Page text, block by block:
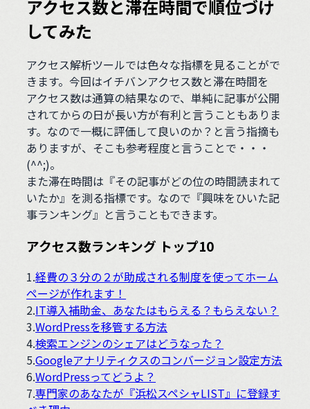
アクセス数と滞在時間で順位づけ
してみた
アクセス解析ツールでは色々な指標を見ることがで
きます。今回はイチバンアクセス数と滞在時間を
アクセス数は通算の結果なので、単純に記事が公開
されてからの日が長い方が有利と言うこともありま
す。なので一概に評価して良いのか？と言う指摘も
ありますが、そこも参考程度と言うことで・・・
(^^;)。
また滞在時間は『その記事がどの位の時間読まれて
いたか』を測る指標です。なので『興味をひいた記
事ランキング』と言うこともできます。
アクセス数ランキング トップ10
1.経費の３分の２が助成される制度を使ってホーム
ページが作れます！
2.IT導入補助金、あなたはもらえる？もらえない？
3.WordPressを移管する方法
4.検索エンジンのシェアはどうなった？
5.Googleアナリティクスのコンバージョン設定方法
6.WordPressってどうよ？
7.専門家のあなたが『浜松スペシャLIST』に登録す